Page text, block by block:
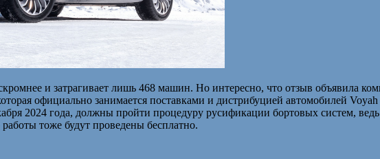
и затрагивает лишь 468 машин. Но интересно, что отзыв объявила
официально занимается поставками и дистрибуцией автомобилей
2024 года, должны пройти процедуру русификации бортовых систем,
тоже будут проведены бесплатно.